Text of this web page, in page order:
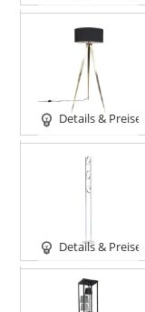
Details & Preise
Details & Preise